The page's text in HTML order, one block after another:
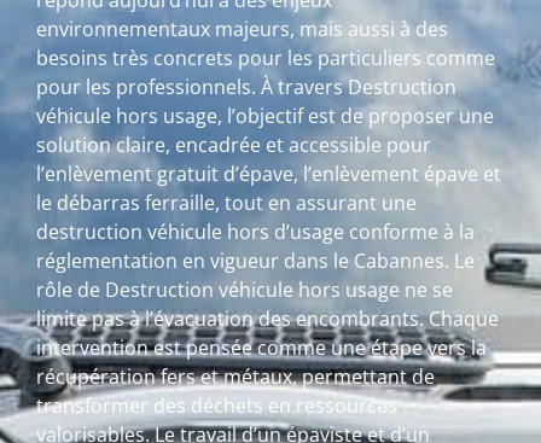
environnementaux majeurs, mais aussi à des
besoins très concrets pour les particuliers comme
pour les professionnels. À travers Destruction
véhicule hors usage, l’objectif est de proposer une
solution claire, encadrée et accessible pour
l’enlèvement gratuit d’épave, l’enlèvement épave et
le débarras ferraille, tout en assurant une
destruction véhicule hors d’usage conforme à la
réglementation en vigueur dans le Cabannes. Le
rôle de Destruction véhicule hors usage ne se
limite pas à l’évacuation des encombrants. Chaque
intervention est pensée comme une étape vers la
récupération fers et métaux, permettant de
transformer des déchets en ressources
valorisables. Le travail d’un épaviste et d’un